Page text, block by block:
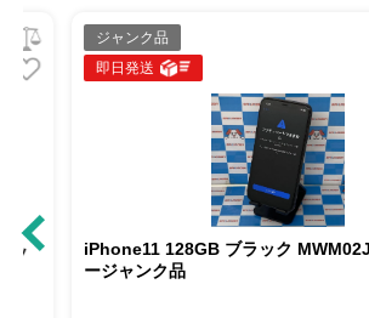
ッ
ジャンク品
即日発送
iPhone11 128GB ブラック
ージャンク品